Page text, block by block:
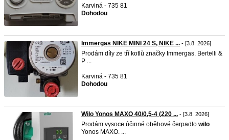
Karviná - 735 81
Dohodou
Immergas NIKE MINI 24 S, NIKE ... - [3.8. 2026]
Prodám díly ze tří kotlů značky Immergas. Bertelli &
P ...
Karviná - 735 81
Dohodou
Wilo Yonos MAXO 40/0,5-4 (220 ... - [3.8. 2026]
Prodám vysoce účinné oběhové čerpadlo wilo
Yonos MAXO. ...